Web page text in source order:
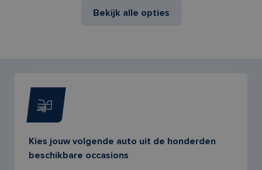
Bekijk alle opties
Kies jouw volgende auto uit de honderden
beschikbare occasions